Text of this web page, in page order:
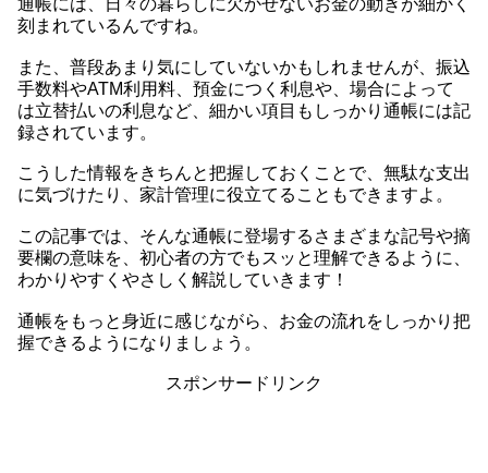
通帳には、日々の暮らしに欠かせないお金の動きが細かく
刻まれているんですね。
また、普段あまり気にしていないかもしれませんが、振込
手数料やATM利用料、預金につく利息や、場合によって
は立替払いの利息など、細かい項目もしっかり通帳には記
録されています。
こうした情報をきちんと把握しておくことで、無駄な支出
に気づけたり、家計管理に役立てることもできますよ。
この記事では、そんな通帳に登場するさまざまな記号や摘
要欄の意味を、初心者の方でもスッと理解できるように、
わかりやすくやさしく解説していきます！
通帳をもっと身近に感じながら、お金の流れをしっかり把
握できるようになりましょう。
スポンサードリンク